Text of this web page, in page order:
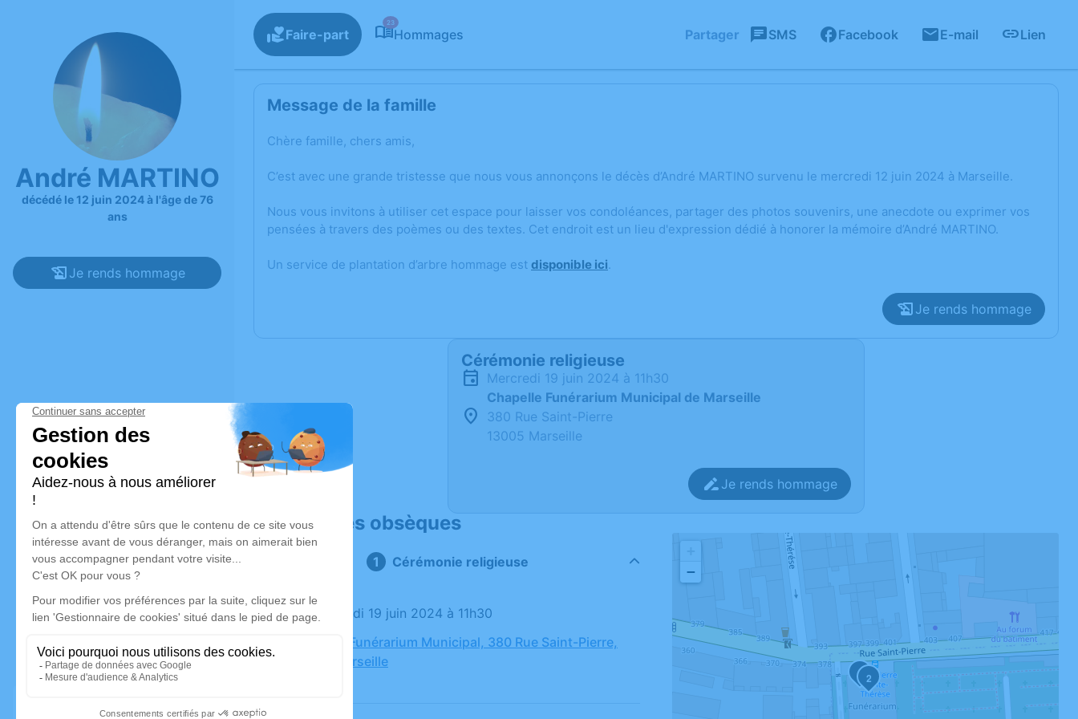
André MARTINO
décédé le 12 juin 2024 à l'âge de 76
ans
Je rends hommage
Faire-part
23
Hommages Partager SMS Facebook E-mail Lien
Message de la famille
Chère famille, chers amis,
C’est avec une grande tristesse que nous vous annonçons le décès d’André MARTINO survenu le mercredi 12 juin 2024 à Marseille.
Nous vous invitons à utiliser cet espace pour laisser vos condoléances, partager des photos souvenirs, une anecdote ou exprimer vos
pensées à travers des poèmes ou des textes. Cet endroit est un lieu d'expression dédié à honorer la mémoire d’André MARTINO.
Un service de plantation d’arbre hommage est disponible ici.
Je rends hommage
Cérémonie religieuse
mercredi 19 juin 2024 à 11h30
Chapelle Funérarium Municipal de Marseille
380 Rue Saint-Pierre
13005 Marseille
Je rends hommage
Déroulé des obsèques
Cérémonie religieuse
Le mercredi 19 juin 2024 à 11h30
Chapelle Funérarium Municipal, 380 Rue Saint-Pierre,
13005 Marseille
1 2
−